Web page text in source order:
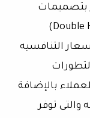
بتصميمات
فريده وإرتفاعات عاليه للأسقف (Double Hight)
التنافسيه
بالإضافة
توفر